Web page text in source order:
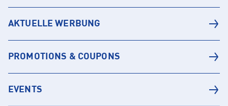
AKTUELLE WERBUNG
PROMOTIONS & COUPONS
EVENTS